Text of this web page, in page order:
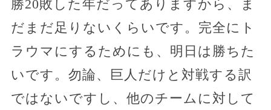
勝20敗した年だってありますから、ま
だまだ足りないくらいです。完全にト
ラウマにするためにも、明日は勝ちた
いです。勿論、巨人だけと対戦する訳
ではないですし、他のチームに対して